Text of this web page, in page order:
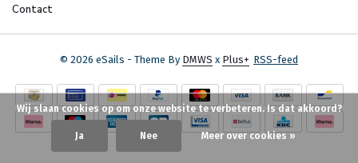
Contact
© 2026 eSails - Theme By DMWS x Plus+ RSS-feed
Wij slaan cookies op om onze website te verbeteren. Is dat akkoord?
Ja Nee Meer over cookies »